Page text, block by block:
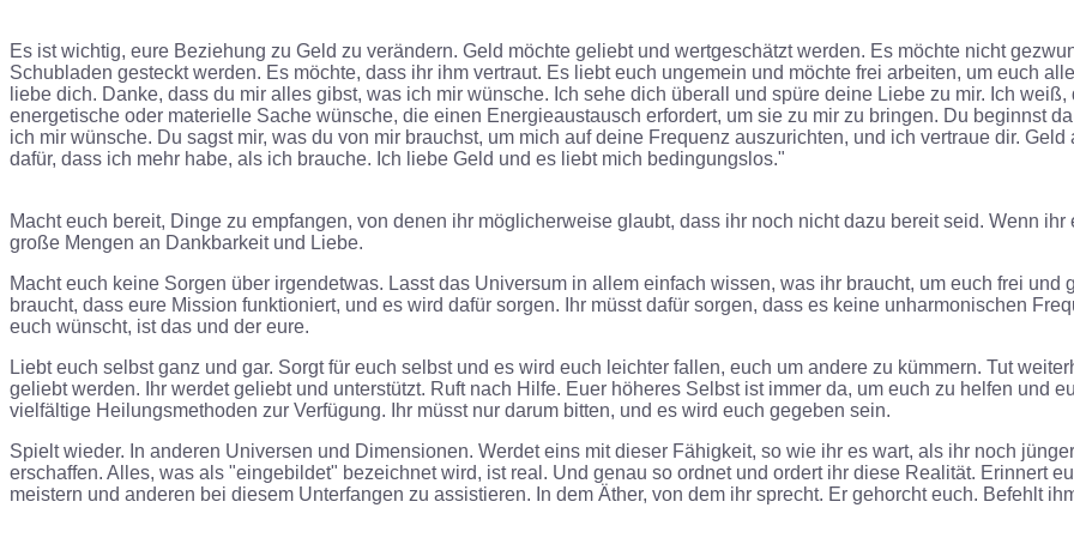
Es ist wichtig, eure Beziehung zu Geld zu verändern. Geld möchte geliebt und wertgeschätzt werden. Es möchte nicht
Schubladen gesteckt werden. Es möchte, dass ihr ihm vertraut. Es liebt euch ungemein und möchte frei arbeiten, um euch
liebe dich. Danke, dass du mir alles gibst, was ich mir wünsche. Ich sehe dich überall und spüre deine Liebe zu mir. Ich
energetische oder materielle Sache wünsche, die einen Energieaustausch erfordert, um sie zu mir zu bringen. Du beginnst
ich mir wünsche. Du sagst mir, was du von mir brauchst, um mich auf deine Frequenz auszurichten, und ich vertraue dir.
dafür, dass ich mehr habe, als ich brauche. Ich liebe Geld und es liebt mich bedingungslos."
Macht euch bereit, Dinge zu empfangen, von denen ihr möglicherweise glaubt, dass ihr noch nicht dazu bereit seid. Wenn
große Mengen an Dankbarkeit und Liebe.
Macht euch keine Sorgen über irgendetwas. Lasst das Universum in allem einfach wissen, was ihr braucht, um euch frei
braucht, dass eure Mission funktioniert, und es wird dafür sorgen. Ihr müsst dafür sorgen, dass es keine unharmonischen
euch wünscht, ist das und der eure.
Liebt euch selbst ganz und gar. Sorgt für euch selbst und es wird euch leichter fallen, euch um andere zu kümmern. Tut
geliebt werden. Ihr werdet geliebt und unterstützt. Ruft nach Hilfe. Euer höheres Selbst ist immer da, um euch zu helfen und
vielfältige Heilungsmethoden zur Verfügung. Ihr müsst nur darum bitten, und es wird euch gegeben sein.
Spielt wieder. In anderen Universen und Dimensionen. Werdet eins mit dieser Fähigkeit, so wie ihr es wart, als ihr noch
erschaffen. Alles, was als "eingebildet" bezeichnet wird, ist real. Und genau so ordnet und ordert ihr diese Realität. Erinnert
meistern und anderen bei diesem Unterfangen zu assistieren. In dem Äther, von dem ihr sprecht. Er gehorcht euch. Befehlt